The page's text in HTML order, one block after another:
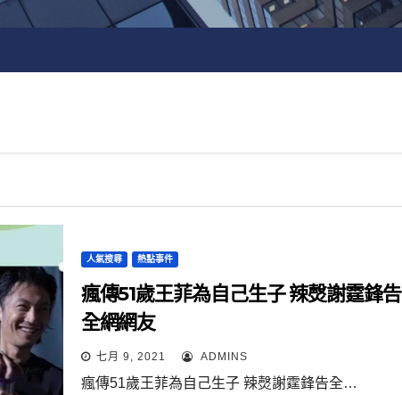
人氣搜尋 熱點事件
瘋傳51歲王菲為自己生子 辣㷫謝霆鋒告
全網網友
七月 9, 2021 ADMINS
瘋傳51歲王菲為自己生子 辣㷫謝霆鋒告全…